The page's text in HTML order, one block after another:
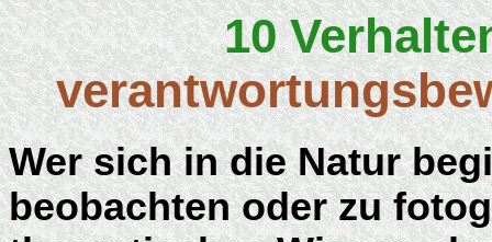
10
Wer sich in die Natur
beobachten oder zu